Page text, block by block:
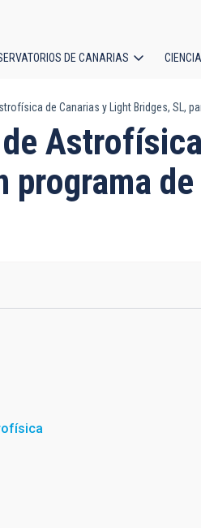
DE CANARIAS
de Canarias y Light Bridges, SL,
programa